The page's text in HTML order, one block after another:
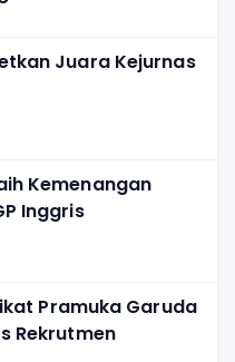
Juara Kejurnas
Kemenangan
Inggris
Pramuka Garuda
Rekrutmen